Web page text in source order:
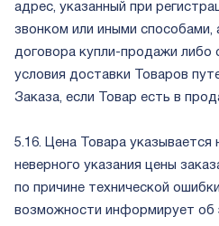
адрес, указанный при
звонком или иными способами,
договора купли-продажи либо
условия доставки Товаров
Заказа, если Товар есть в
5.16. Цена Товара указывается
неверного указания цены
по причине технической
возможности информирует об